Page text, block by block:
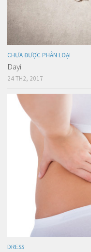
CHƯA ĐƯỢC PHÂN LOẠI
Dayi
24 TH2, 2017
DRESS